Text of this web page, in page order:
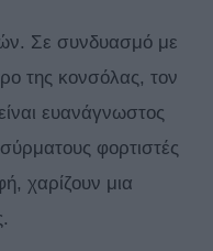
Σε συνδυασμό με
της κονσόλας, τον
ευανάγνωστος
φορτιστές
χαρίζουν μια